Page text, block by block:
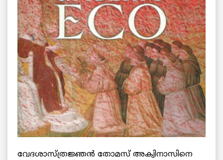
വേദശാസ്ത്രജ്ഞന്‍ തോമസ് അക്വിനാസിനെ